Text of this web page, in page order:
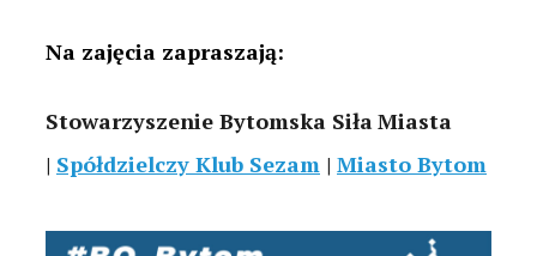
Na zajęcia zapraszają:
Stowarzyszenie Bytomska SiłaMiasta
| Spółdzielczy Klub Sezam | Miasto Bytom